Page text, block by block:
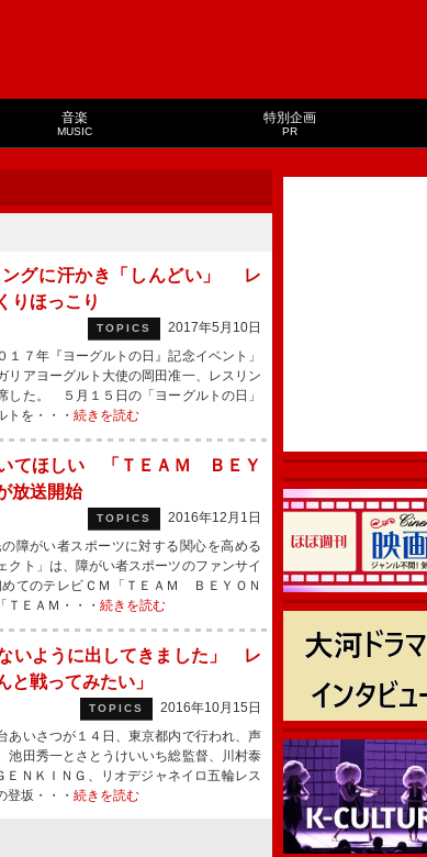
音楽
MUSIC
特別企画
PR
ングに汗かき「しんどい」 レ
りほっこり
TOPICS
2017年5月10日
７年『ヨーグルトの日』記念イベント」
リアヨーグルト大使の岡田准一、レスリン
した。 ５月１５日の「ヨーグルトの日」
トを・・・ 続きを読む
てほしい 「ＴＥＡＭ ＢＥＹ
放送開始
TOPICS
2016年12月1日
障がい者スポーツに対する関心を高める
ト」は、障がい者スポーツのファンサイ
てのテレビＣＭ「ＴＥＡＭ ＢＥＹＯＮ
ＥＡＭ・・・ 続きを読む
いように出してきました」 レ
と戦ってみたい」
TOPICS
2016年10月15日
いさつが１４日、東京都内で行われ、声
池田秀一とさとうけいいち総監督、川村泰
ＥＮＫＩＮＧ、リオデジャネイロ五輪レス
登坂・・・ 続きを読む